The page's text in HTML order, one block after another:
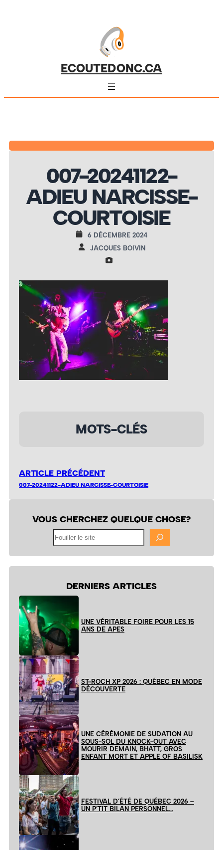
ECOUTEDONC.CA
007-20241122-
ADIEU NARCISSE-
COURTOISIE
6 DÉCEMBRE 2024
JACQUES BOIVIN
MOTS-CLÉS
ARTICLE PRÉCÉDENT
007-20241122-ADIEU NARCISSE-COURTOISIE
VOUS CHERCHEZ QUELQUE CHOSE?
DERNIERS ARTICLES
UNE VÉRITABLE FOIRE POUR LES 15
ANS DE APES
ST-ROCH XP 2026 : QUÉBEC EN MODE
DÉCOUVERTE
UNE CÉRÉMONIE DE SUDATION AU
SOUS-SOL DU KNOCK-OUT AVEC
MOURIR DEMAIN, BHATT, GROS
ENFANT MORT ET APPLE OF BASILISK
FESTIVAL D’ÉTÉ DE QUÉBEC 2026 –
UN P’TIT BILAN PERSONNEL…